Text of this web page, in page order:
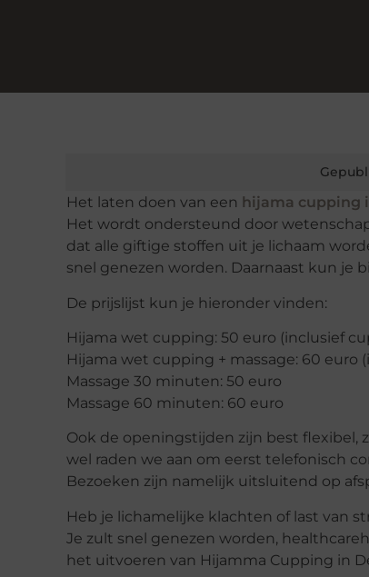
Het laten doen van een hijama cupping
Het wordt ondersteund door
dat alle giftige stoffen uit je lichaam
snel genezen worden. Daarnaast kun je
De prijslijst kun je hieronder vinden:
Hijama wet cupping: 50 euro (inclusief
Hijama wet cupping + massage: 60 euro
Massage 30 minuten: 50 euro
Massage 60 minuten: 60 euro
Ook de openingstijden zijn best flexibel,
wel raden we aan om eerst telefonisch
Bezoeken zijn namelijk uitsluitend op
Heb je lichamelijke klachten of last van
Je zult snel genezen worden,
het uitvoeren van Hijamma Cupping in